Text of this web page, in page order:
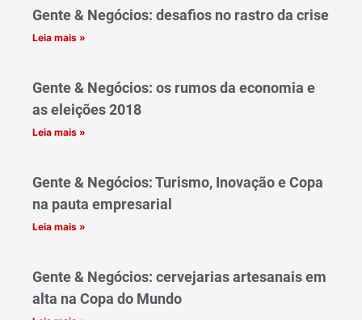
Gente & Negócios: desafios no rastro da crise
Leia mais »
Gente & Negócios: os rumos da economia e
as eleições 2018
Leia mais »
Gente & Negócios: Turismo, Inovação e Copa
na pauta empresarial
Leia mais »
Gente & Negócios: cervejarias artesanais em
alta na Copa do Mundo